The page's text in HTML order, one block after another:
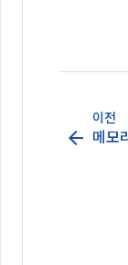
이전
arrow_back 메모